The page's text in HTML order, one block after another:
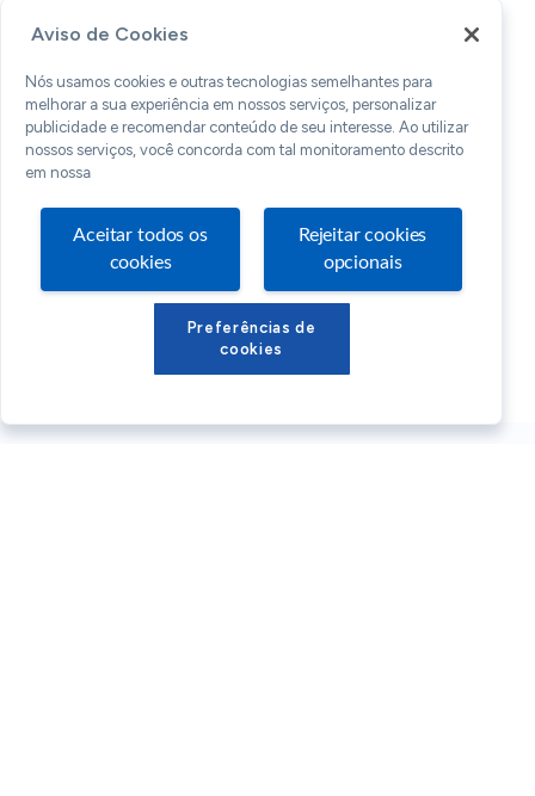
Aviso de Cookies
Nós usamos cookies e outras tecnologias semelhantes para
melhorar a sua experiência em nossos serviços, personalizar
publicidade e recomendar conteúdo de seu interesse. Ao utilizar
nossos serviços, você concorda com tal monitoramento descrito
em nossa
Aceitar todos os
cookies
Rejeitar cookies
opcionais
Preferências de
cookies